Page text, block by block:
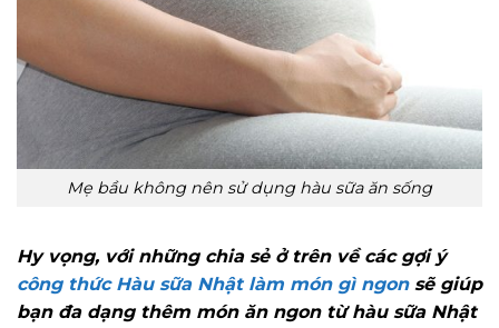
Mẹ bầu không nên sử dụng hàu sữa ăn sống
Hy vọng, với những chia sẻ ở trên về các gợi ý
công thức Hàu sữa Nhật làm món gì ngonsẽ giúp
bạn đa dạng thêm món ăn ngon từ hàu sữa Nhật